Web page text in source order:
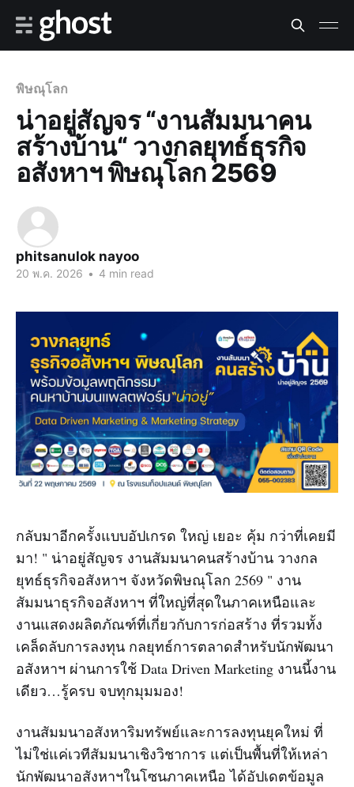
พิษณุโลก
น่าอยู่สัญจร “งานสัมมนาคน
สร้างบ้าน“ วางกลยุทธ์ธุรกิจ
อสังหาฯ พิษณุโลก 2569
phitsanulok nayoo
20 พ.ค. 2026 • 4 min read
กลับมาอีกครั้งแบบอัปเกรด ใหญ่ เยอะ คุ้ม กว่าที่เคยมี
มา! " น่าอยู่สัญจร งานสัมมนาคนสร้างบ้าน วางกล
ยุทธ์ธุรกิจอสังหาฯ จังหวัดพิษณุโลก 2569 " งาน
สัมมนาธุรกิจอสังหาฯ ที่ใหญ่ที่สุดในภาคเหนือและ
งานแสดงผลิตภัณฑ์ที่เกี่ยวกับการก่อสร้าง ที่รวมทั้ง
เคล็ดลับการลงทุน กลยุทธ์การตลาดสำหรับนักพัฒนา
อสังหาฯ ผ่านการใช้ Data Driven Marketing งานนี้งาน
เดียว…รู้ครบ จบทุกมุมมอง!
งานสัมมนาอสังหาริมทรัพย์และการลงทุนยุคใหม่ ที่
ไม่ใช่แค่เวทีสัมมนาเชิงวิชาการ แต่เป็นพื้นที่ให้เหล่า
นักพัฒนาอสังหาฯในโซนภาคเหนือ ได้อัปเดตข้อมูล